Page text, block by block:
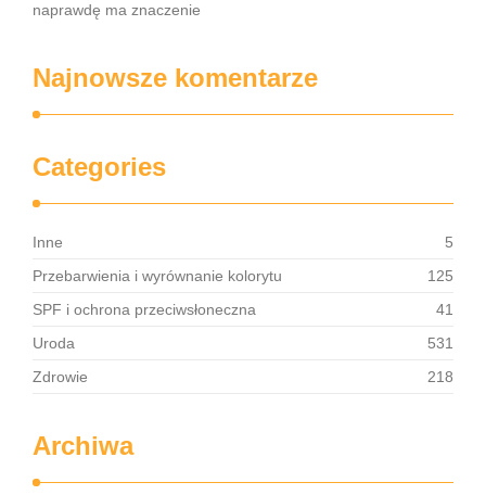
naprawdę ma znaczenie
Najnowsze komentarze
Categories
Inne
5
Przebarwienia i wyrównanie kolorytu
125
SPF i ochrona przeciwsłoneczna
41
Uroda
531
Zdrowie
218
Archiwa